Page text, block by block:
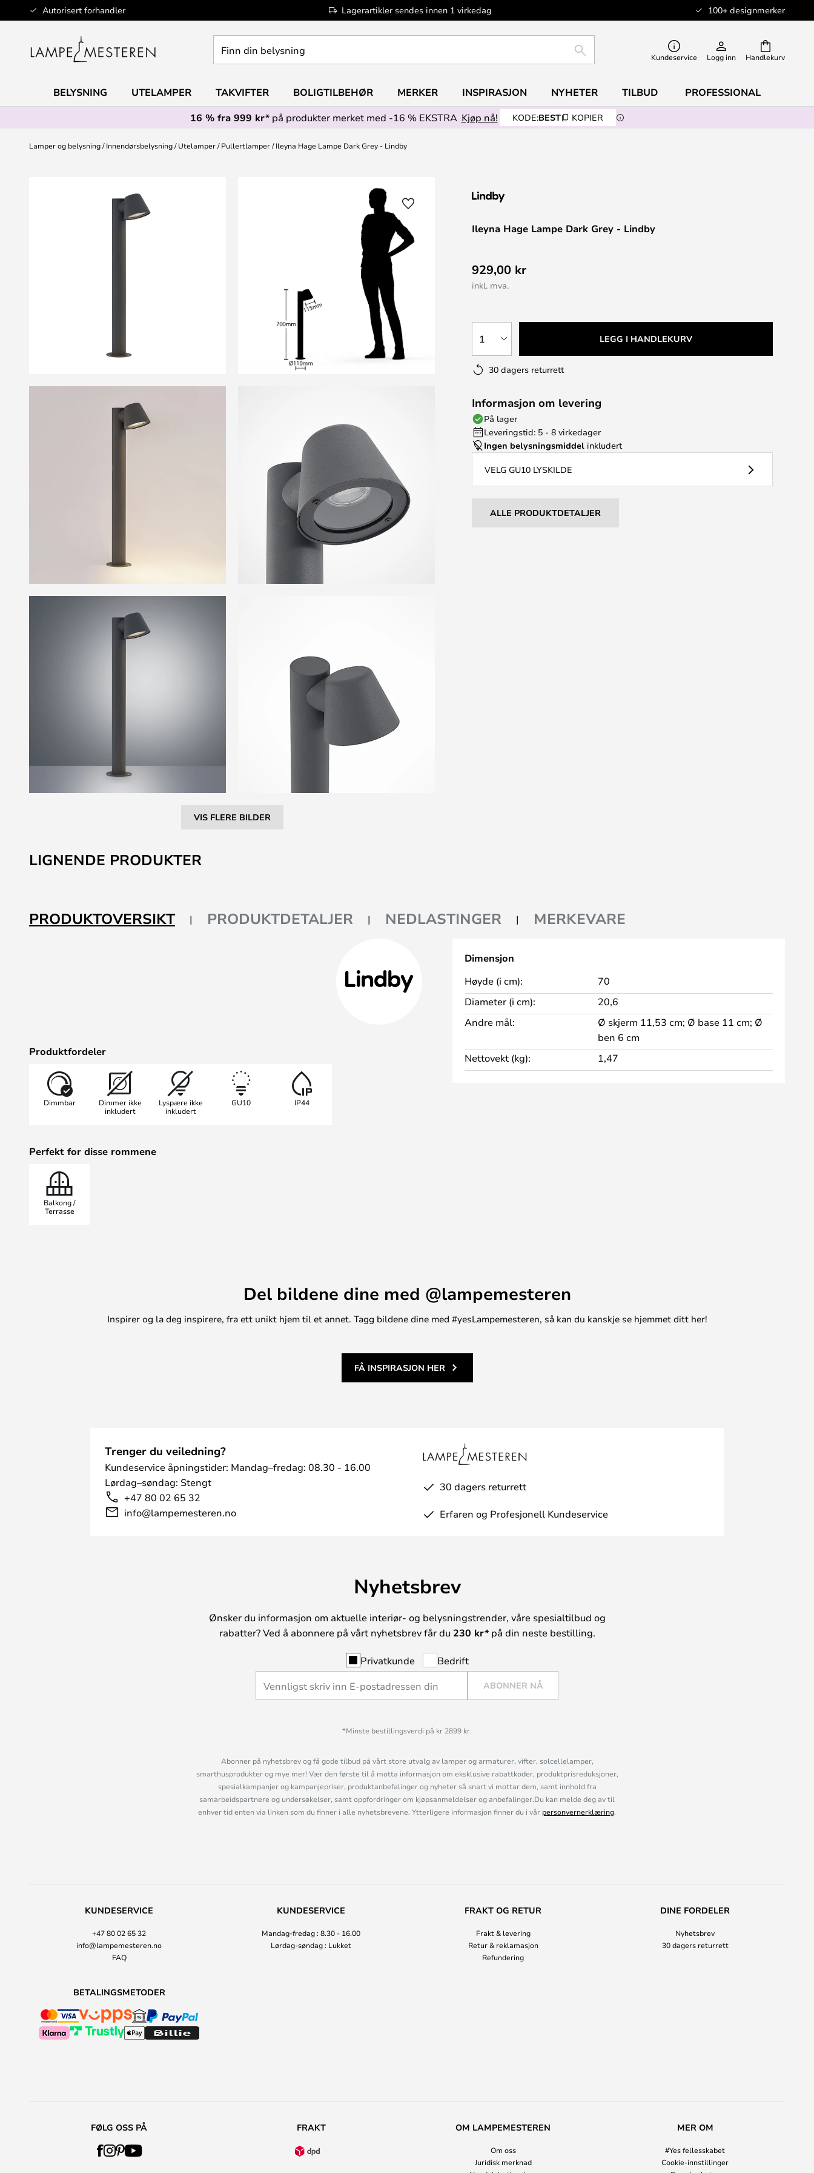
Autorisert forhandler Lagerartikler sendes innen 1 virkedag 100+ designmerker
Hopp
til
Handlekurv
din
SØK Kundeservice Logg inn
BELYSNING UTELAMPER TAKVIFTER BOLIGTILBEHØR MERKER INSPIRASJON NYHETER TILBUD
PROFESSIONAL
16 % fra 999 kr*på produkter merket med -16 % EKSTRA Kjøp nå! KODE:BEST KOPIER
Lamper og belysning Innendørsbelysning Utelamper Pullertlamper Ileyna Hage Lampe Dark Grey - Lindby
VIS FLERE BILDER
begynnelsen
Ileyna Hage Lampe Dark Grey - Lindby
929,00 kr
inkl. mva.
1 LEGG I HANDLEKURV
30 dagers returrett
Informasjon om levering
På lager
Leveringstid: 5 - 8 virkedager
Ingen belysningsmiddel inkludert
VELG GU10 LYSKILDE
ALLE PRODUKTDETALJER
LIGNENDE PRODUKTER
PRODUKTOVERSIKT PRODUKTDETALJER NEDLASTINGER MERKEVARE
Produktfordeler
Dimmbar
Dimmer ikke
inkludert
Lyspære ikke
inkludert
GU10 IP44
Perfekt for disse rommene
Balkong /
Terrasse
Dimensjon
Høyde (i cm):
70
Diameter (i cm):
20,6
Andre mål:
Ø skjerm 11,53 cm; Ø base 11 cm; Ø
ben 6 cm
Nettovekt (kg):
1,47
Del bildene dine med @lampemesteren
Inspirer og la deg inspirere, fra ett unikt hjem til et annet. Tagg bildene dine med #yesLampemesteren, så kan du kanskje se hjemmet ditt her!
FÅ INSPIRASJON HER
Trenger du veiledning?
Kundeservice åpningstider: Mandag–fredag: 08.30 - 16.00
Lørdag–søndag: Stengt
+47 80 02 65 32
info@lampemesteren.no
30 dagers returrett
Erfaren og Profesjonell Kundeservice
Nyhetsbrev
Ønsker du informasjon om aktuelle interiør- og belysningstrender, våre spesialtilbud og
rabatter? Ved å abonnere på vårt nyhetsbrev får du 230 kr*på din neste bestilling.
Privatkunde Bedrift
ABONNER NÅ
*Minste bestillingsverdi på kr 2899 kr.
Abonner på nyhetsbrev og få gode tilbud på vårt store utvalg av lamper og armaturer, vifter, solcellelamper,
smarthusprodukter og mye mer! Vær den første til å motta informasjon om eksklusive rabattkoder, produktprisreduksjoner,
spesialkampanjer og kampanjepriser, produktanbefalinger og nyheter så snart vi mottar dem, samt innhold fra
samarbeidspartnere og undersøkelser, samt oppfordringer om kjøpsanmeldelser og anbefalinger.Du kan melde deg av til
enhver tid enten via linken som du finner i alle nyhetsbrevene. Ytterligere informasjon finner du i vår personvernerklæring.
KUNDESERVICE
+47 80 02 65 32
info@lampemesteren.no
FAQ
KUNDESERVICE
Mandag-fredag : 8.30 - 16.00
Lørdag-søndag : Lukket
FRAKT OG RETUR
Frakt & levering
Retur & reklamasjon
Refundering
DINE FORDELER
Nyhetsbrev
30 dagers returrett
BETALINGSMETODER
FØLG OSS PÅ FRAKT OM LAMPEMESTEREN
Om oss
Juridisk merknad
MER OM
#Yes fellesskabet
Cookie-innstillinger